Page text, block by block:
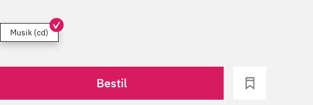
Musik (cd)
Bestil